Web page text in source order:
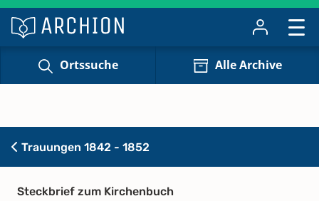
Ortssuche Alle Archive
Trauungen 1842 - 1852
Steckbrief zum Kirchenbuch